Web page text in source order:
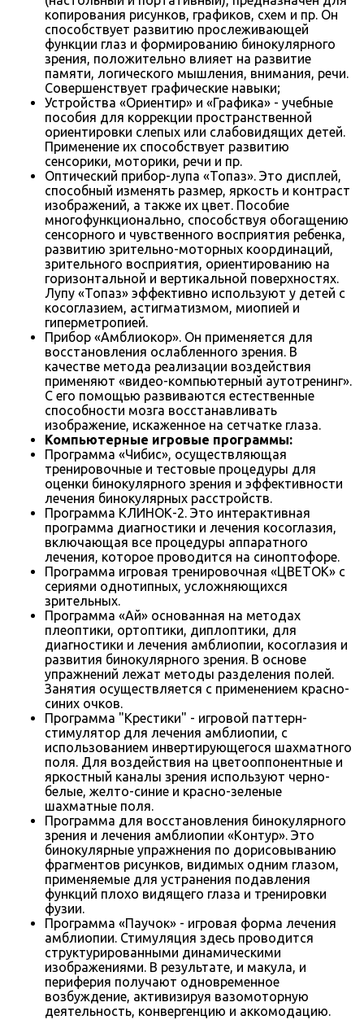
копирования рисунков, графиков, схем и пр. Он
способствует развитию прослеживающей
функции глаз и формированию бинокулярного
зрения, положительно влияет на развитие
памяти, логического мышления, внимания, речи.
Совершенствует графические навыки;
Устройства «Ориентир» и «Графика» - учебные
пособия для коррекции пространственной
ориентировки слепых или слабовидящих детей.
Применение их способствует развитию
сенсорики, моторики, речи и пр.
Оптический прибор-лупа «Топаз». Это дисплей,
способный изменять размер, яркость и контраст
изображений, а также их цвет. Пособие
многофункционально, способствуя обогащению
сенсорного и чувственного восприятия ребенка,
развитию зрительно-моторных координаций,
зрительного восприятия, ориентированию на
горизонтальной и вертикальной поверхностях.
Лупу «Топаз» эффективно используют у детей с
косоглазием, астигматизмом, миопией и
гиперметропией.
Прибор «Амблиокор». Он применяется для
восстановления ослабленного зрения. В
качестве метода реализации воздействия
применяют «видео-компьютерный аутотренинг».
С его помощью развиваются естественные
способности мозга восстанавливать
изображение, искаженное на сетчатке глаза.
Компьютерные игровые программы:
Программа «Чибис», осуществляющая
тренировочные и тестовые процедуры для
оценки бинокулярного зрения и эффективности
лечения бинокулярных расстройств.
Программа КЛИНОК-2. Это интерактивная
программа диагностики и лечения косоглазия,
включающая все процедуры аппаратного
лечения, которое проводится на синоптофоре.
Программа игровая тренировочная «ЦВЕТОК» с
сериями однотипных, усложняющихся
зрительных.
Программа «Ай» основанная на методах
плеоптики, ортоптики, диплоптики, для
диагностики и лечения амблиопии, косоглазия и
развития бинокулярного зрения. В основе
упражнений лежат методы разделения полей.
Занятия осуществляется с применением красно-
синих очков.
Программа "Крестики" - игровой паттерн-
стимулятор для лечения амблиопии, с
использованием инвертирующегося шахматного
поля. Для воздействия на цветооппонентные и
яркостный каналы зрения используют черно-
белые, желто-синие и красно-зеленые
шахматные поля.
Программа для восстановления бинокулярного
зрения и лечения амблиопии «Контур». Это
бинокулярные упражнения по дорисовыванию
фрагментов рисунков, видимых одним глазом,
применяемые для устранения подавления
функций плохо видящего глаза и тренировки
фузии.
Программа «Паучок» - игровая форма лечения
амблиопии. Стимуляция здесь проводится
структурированными динамическими
изображениями. В результате, и макула, и
периферия получают одновременное
возбуждение, активизируя вазомоторную
деятельность, конвергенцию и аккомодацию.